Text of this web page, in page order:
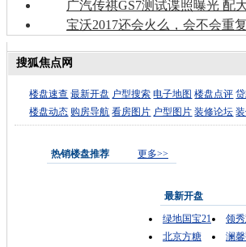
广汽传祺GS7测试谍照曝光 配
宝沃2017还会火么，会不会重
搜狐焦点网
楼盘速查 最新开盘 户型搜索 电子地图 楼盘点评
楼盘动态 购房导航 看房图片 户型图片 装修论坛
热销楼盘推荐 更多>>
最新开盘
绿地国宝21
领
北京方糖
澜